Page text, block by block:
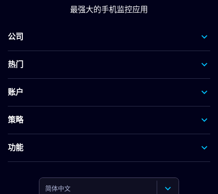
最强大的手机监控应用
公司
热门
账户
策略
功能
简体中文